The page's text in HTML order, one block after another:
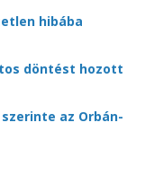
hibába
döntést hozott
az Orbán-